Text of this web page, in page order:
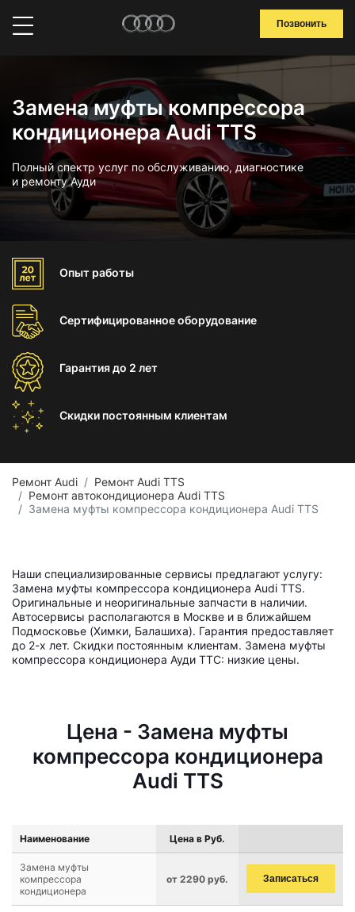
Позвонить
Замена муфты компрессора
кондиционера Audi TTS
Полный спектр услуг по обслуживанию, диагностике
и ремонту Ауди
Опыт работы
Сертифицированноеоборудование
Гарантиядо 2 лет
Скидки постоянным клиентам
Ремонт Audi
Ремонт Audi TTS
Ремонт автокондиционера Audi TTS
Замена муфты компрессора кондиционера Audi TTS
Наши специализированные сервисы предлагают услугу:
Замена муфты компрессора кондиционера Audi TTS.
Оригинальные и неоригинальные запчасти в наличии.
Автосервисы располагаются в Москве и в ближайшем
Подмосковье (Химки, Балашиха). Гарантия предоставляет
до 2-х лет. Скидки постоянным клиентам. Замена муфты
компрессора кондиционера Ауди ТТС: низкие цены.
Цена - Замена муфты
компрессора кондиционера
Audi TTS
Наименование Цена в Руб.
Замена муфты
компрессора
кондиционера
от 2290 руб. Записаться